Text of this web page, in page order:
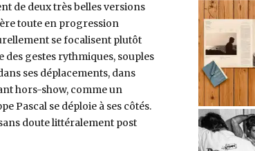
de deux très belles versions
toute en progression
se focalisent plutôt
gestes rythmiques, souples
ses déplacements, dans
hors-show, comme un
Pascal se déploie à ses côtés.
doute littéralement post